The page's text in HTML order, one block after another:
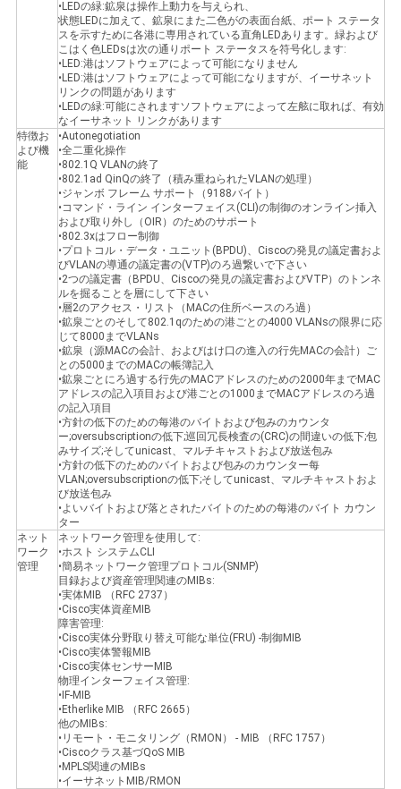
•LEDの緑:鉱泉は操作上動力を与えられ、
状態LEDに加えて、鉱泉にまた二色がの表面台紙、ポート ステータ
スを示すために各港に専用されている直角LEDあります。緑および
こはく色LEDsは次の通りポート ステータスを符号化します:
•LED:港はソフトウェアによって可能になりません
•LED:港はソフトウェアによって可能になりますが、イーサネット
リンクの問題があります
•LEDの緑:可能にされますソフトウェアによって左舷に取れば、有効
なイーサネット リンクがあります
特徴お
よび機
能
•Autonegotiation
•全二重化操作
•802.1Q VLANの終了
•802.1ad QinQの終了（積み重ねられたVLANの処理）
•ジャンボ フレーム サポート（9188バイト）
•コマンド・ライン インターフェイス(CLI)の制御のオンライン挿入
および取り外し（OIR）のためのサポート
•802.3xはフロー制御
•プロトコル・データ・ユニット(BPDU)、Ciscoの発見の議定書およ
びVLANの導通の議定書の(VTP)のろ過繋いで下さい
•2つの議定書（BPDU、Ciscoの発見の議定書およびVTP）のトンネ
ルを掘ることを層にして下さい
•層2のアクセス・リスト（MACの住所ベースのろ過）
•鉱泉ごとのそして802.1qのための港ごとの4000 VLANsの限界に応
じて8000までVLANs
•鉱泉（源MACの会計、およびはけ口の進入の行先MACの会計）ご
との5000までのMACの帳簿記入
•鉱泉ごとにろ過する行先のMACアドレスのための2000年までMAC
アドレスの記入項目および港ごとの1000までMACアドレスのろ過
の記入項目
•方針の低下のための每港のバイトおよび包みのカウンタ
ー;oversubscriptionの低下;巡回冗長検査の(CRC)の間違いの低下;包
みサイズ;そしてunicast、マルチキャストおよび放送包み
•方針の低下のためのバイトおよび包みのカウンター每
VLAN;oversubscriptionの低下;そしてunicast、マルチキャストおよ
び放送包み
•よいバイトおよび落とされたバイトのための每港のバイト カウン
ター
ネット
ワーク
管理
ネットワーク管理を使用して:
•ホスト システムCLI
•簡易ネットワーク管理プロトコル(SNMP)
目録および資産管理関連のMIBs:
•実体MIB （RFC 2737）
•Cisco実体資産MIB
障害管理:
•Cisco実体分野取り替え可能な単位(FRU) -制御MIB
•Cisco実体警報MIB
•Cisco実体センサーMIB
物理インターフェイス管理:
•IF-MIB
•Etherlike MIB （RFC 2665）
他のMIBs:
•リモート・モニタリング（RMON） - MIB （RFC 1757）
•Ciscoクラス基づQoS MIB
•MPLS関連のMIBs
•イーサネットMIB/RMON